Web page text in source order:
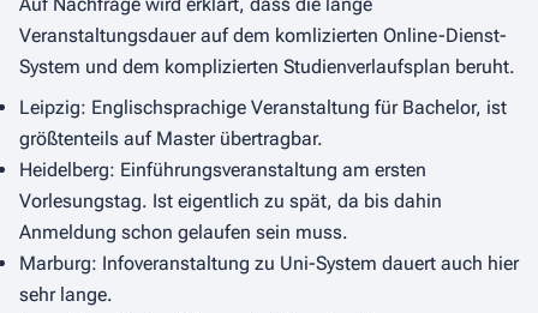
Veranstaltungsdauer auf dem komlizierten Online-Dienst-
System und dem komplizierten Studienverlaufsplan beruht.
Leipzig: Englischsprachige Veranstaltung für Bachelor, ist
größtenteils auf Master übertragbar.
Heidelberg: Einführungsveranstaltung am ersten
Vorlesungstag. Ist eigentlich zu spät, da bis dahin
Anmeldung schon gelaufen sein muss.
Marburg: Infoveranstaltung zu Uni-System dauert auch hier
sehr lange.